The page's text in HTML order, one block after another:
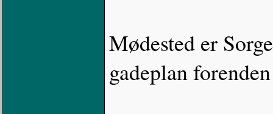
Mødested er
gadeplan